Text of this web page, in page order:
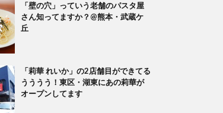
「壁の穴」っていう老舗のパスタ屋
さん知ってますか？@熊本・武蔵ケ
丘
「莉華 れいか」の2店舗目ができてる
うううう！東区・湖東にあの莉華が
オープンしてます